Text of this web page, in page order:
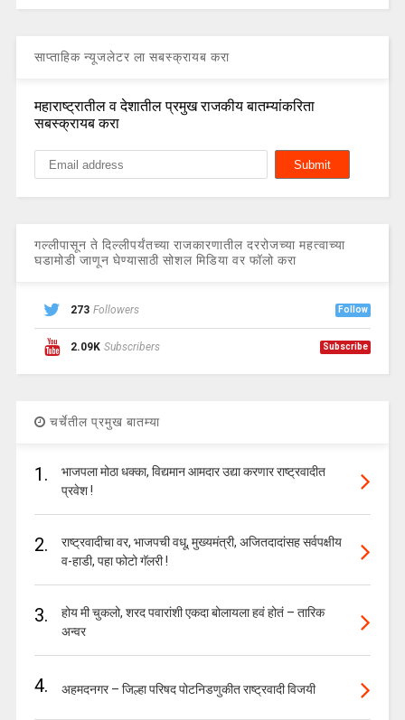
साप्ताहिक न्यूजलेटर ला सबस्क्रायब करा
महाराष्ट्रातील व देशातील प्रमुख राजकीय बातम्यांकरिता
सबस्क्रायब करा
गल्लीपासून ते दिल्लीपर्यंतच्या राजकारणातील दररोजच्या महत्वाच्या
घडामोडी जाणून घेण्यासाठी सोशल मिडिया वर फॉलो करा
273 Followers Follow
2.09K Subscribers Subscribe
चर्चेतील प्रमुख बातम्या
1.
भाजपला मोठा धक्का, विद्यमान आमदार उद्या करणार राष्ट्रवादीत
प्रवेश !
2.
राष्ट्रवादीचा वर, भाजपची वधू, मुख्यमंत्री, अजितदादांसह सर्वपक्षीय
व-हाडी, पहा फोटो गॅलरी !
3.
होय मी चुकलो, शरद पवारांशी एकदा बोलायला हवं होतं – तारिक
अन्वर
4. अहमदनगर – जिल्हा परिषद पोटनिडणुकीत राष्ट्रवादी विजयी